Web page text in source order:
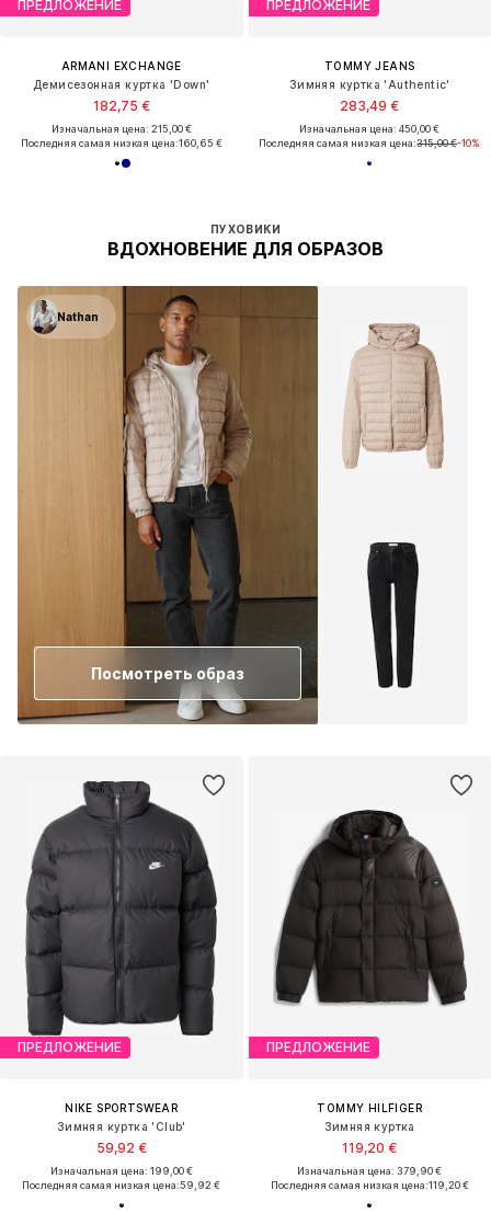
ПРЕДЛОЖЕНИЕ
ARMANI EXCHANGE
Демисезонная куртка 'Down'
182,75 €
Изначальная цена: 215,00 €
Последняя самая низкая цена:160,65 €
ПРЕДЛОЖЕНИЕ
TOMMY JEANS
Зимняя куртка 'Authentic'
283,49 €
Изначальная цена: 450,00 €
Последняя самая низкая цена:315,00 €-10%
ПУХОВИКИ
ВДОХНОВЕНИЕ ДЛЯ ОБРАЗОВ
Nathan
Посмотреть образ
ПРЕДЛОЖЕНИЕ
NIKE SPORTSWEAR
Зимняя куртка 'Club'
59,92 €
Изначальная цена: 199,00 €
Последняя самая низкая цена:59,92 €
ПРЕДЛОЖЕНИЕ
TOMMY HILFIGER
Зимняя куртка
119,20 €
Изначальная цена: 379,90 €
Последняя самая низкая цена:119,20 €